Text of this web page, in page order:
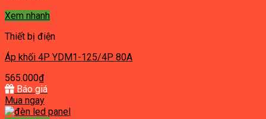
Xem nhanh
Thiết bị điện
Áp khối 4P YDM1-125/4P 80A
565.000₫
Báo giá
Mua ngay